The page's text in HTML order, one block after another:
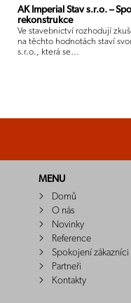
AK Imperial Stav s.r.o. –
rekonstrukce
Ve stavebnictví rozhodují
na těchto hodnotách staví
s.r.o., která se…
MENU
Domů
O nás
Novinky
Reference
Spokojení zákazníci
Partneři
Kontakty